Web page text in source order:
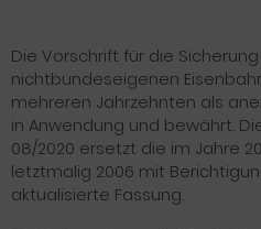
Die Vorschrift für die
nichtbundeseigenen
mehreren Jahrzehnten als
in Anwendung und bewährt.
08/2020 ersetzt die im Jahre
letztmalig 2006 mit
aktualisierte Fassung.